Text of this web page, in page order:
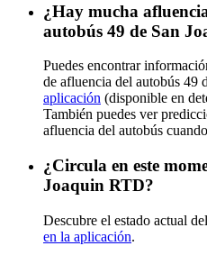
¿Hay mucha
autobús 49 de San
Puedes encontrar
de afluencia del autobús 49
aplicación (disponible en
También puedes ver
afluencia del autobús
¿Circula en este
Joaquin RTD?
Descubre el estado actual
en la aplicación.